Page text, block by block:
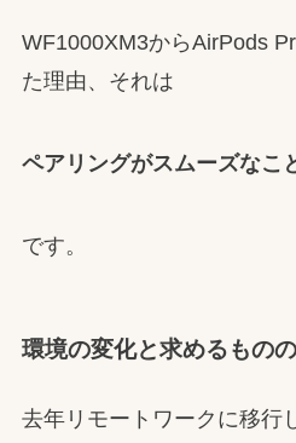
WF1000XM3からAirPods
た理由、それは
ペアリングがスムーズなこ
です。
環境の変化と求めるもの
去年リモートワークに移行